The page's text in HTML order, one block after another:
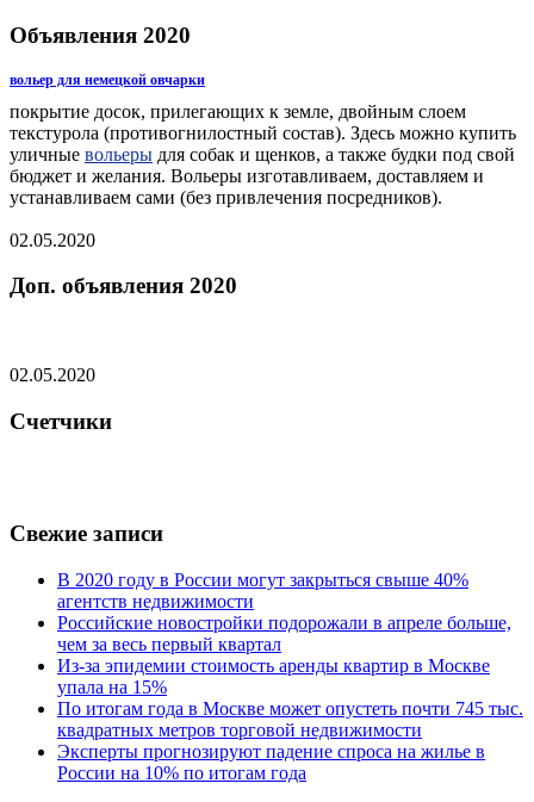
Объявления 2020
вольер для немецкой овчарки
покрытие досок, прилегающих к земле, двойным слоем
текстурола (противогнилостный состав). Здесь можно купить
уличные вольеры для собак и щенков, а также будки под свой
бюджет и желания. Вольеры изготавливаем, доставляем и
устанавливаем сами (без привлечения посредников).
02.05.2020
Доп. объявления 2020
02.05.2020
Счетчики
Свежие записи
В 2020 году в России могут закрыться свыше 40%
агентств недвижимости
Российские новостройки подорожали в апреле больше,
чем за весь первый квартал
Из-за эпидемии стоимость аренды квартир в Москве
упала на 15%
По итогам года в Москве может опустеть почти 745 тыс.
квадратных метров торговой недвижимости
Эксперты прогнозируют падение спроса на жилье в
России на 10% по итогам года